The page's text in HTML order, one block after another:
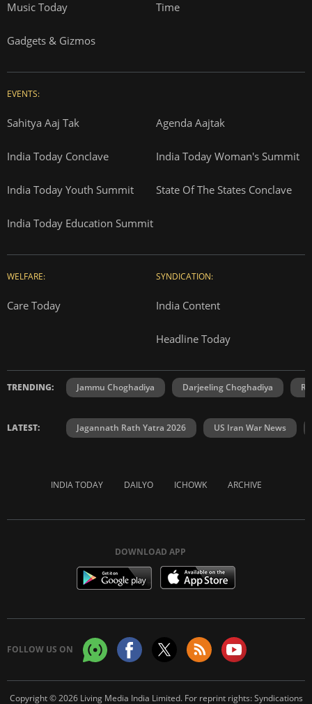
Music Today Time
Gadgets & Gizmos
EVENTS:
Sahitya Aaj Tak Agenda Aajtak
India Today Conclave India Today Woman's Summit
India Today Youth Summit State Of The States Conclave
India Today Education Summit
WELFARE:
Care Today
SYNDICATION:
India Content
Headline Today
TRENDING: Jammu Choghadiya Darjeeling Choghadiya
LATEST: Jagannath Rath Yatra 2026 US Iran War News
INDIA TODAY DAILYO ICHOWK ARCHIVE
DOWNLOAD APP
FOLLOW US ON
Copyright © 2026 Living Media India Limited. For reprint rights:Syndications